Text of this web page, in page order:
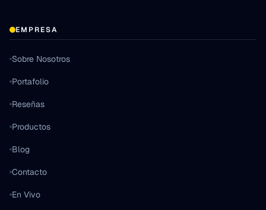
EMPRESA
Sobre Nosotros
Portafolio
Reseñas
Productos
Blog
Contacto
En Vivo